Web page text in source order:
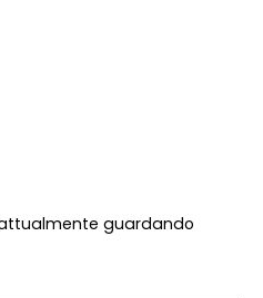
10€
18€
guardando